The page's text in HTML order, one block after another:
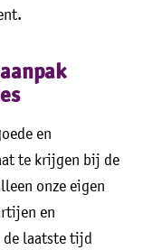
en
te krijgen bij de
onze eigen
en
laatste tijd